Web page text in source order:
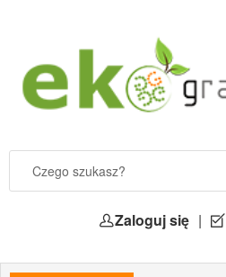
Zaloguj się |